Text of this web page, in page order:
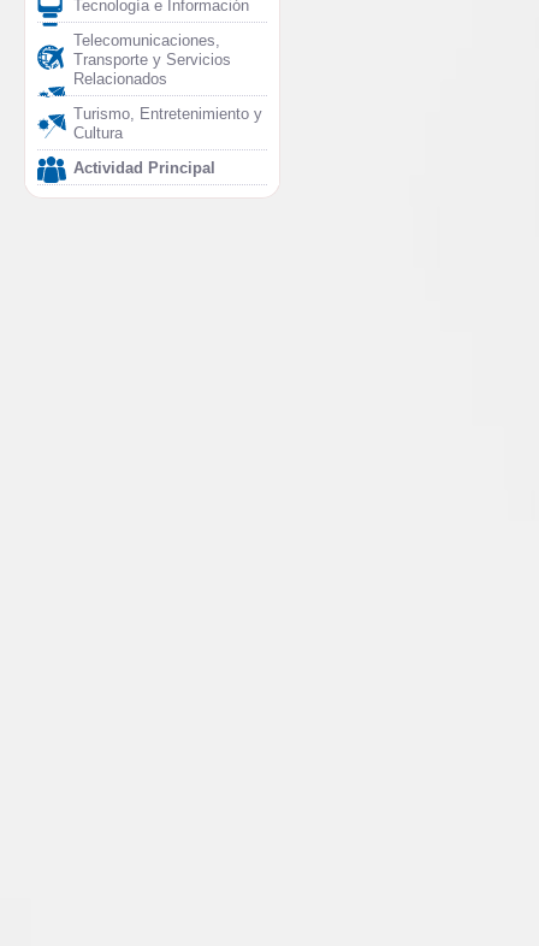
Tecnología e Información
Telecomunicaciones,
Transporte y Servicios
Relacionados
Turismo, Entretenimiento y
Cultura
Actividad Principal